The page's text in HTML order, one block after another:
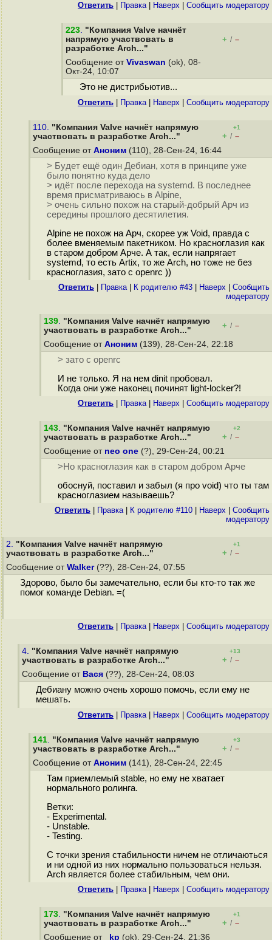
Ответить Правка| Наверх Cообщить модератору
223. "Компания Valve начнёт
напрямую участвовать в
разработке Arch..."
+ / –
Сообщение от Vivaswan (ok), 08-
Окт-24, 10:07
Это не дистрибьютив...
Ответить Правка| Наверх Cообщить модератору
110. "Компания Valve начнёт напрямую
участвовать в разработке Arch..."
+1
+ / –
Сообщение от Аноним (110), 28-Сен-24, 16:44
> Будет ещё один Дебиан, хотя в принципе уже
было понятно куда дело
> идёт после перехода на systemd. В последнее
время присматриваюсь в Alpine,
> очень сильно похож на старый-добрый Арч из
середины прошлого десятилетия.
Alpine не похож на Арч, скорее уж Void, правда с
более вменяемым пакетником. Но кpacнoглaзия как
в старом добром Арче. А так, если напрягает
systemd, то есть Artix, то же Arch, но тоже не без
кpacнoглaзия, зато с openrc ))
Ответить Правка| К родителю #43 Наверх
Cообщить
модератору
139. "Компания Valve начнёт напрямую
участвовать в разработке Arch..."
+ / –
Сообщение от Аноним (139), 28-Сен-24, 22:18
> зато с openrc
И не только. Я на нем dinit пробовал.
Когда они уже наконец починят light-locker?!
Ответить Правка| Наверх Cообщить модератору
143. "Компания Valve начнёт напрямую
участвовать в разработке Arch..."
+2
+ / –
Сообщение от neo one (?), 29-Сен-24, 00:21
>Но кpacнoглaзия как в старом добром Арче
обоснуй, поставил и забыл (я про void) что ты там
красноглазием называешь?
Ответить Правка| К родителю #110 Наверх
Cообщить
модератору
2. "Компания Valve начнёт напрямую
участвовать в разработке Arch..."
+1
+ / –
Сообщение от Walker(??), 28-Сен-24, 07:55
Здорово, было бы замечательно, если бы кто-то так же
помог команде Debian. =(
Ответить Правка| Наверх Cообщить модератору
4. "Компания Valve начнёт напрямую
участвовать в разработке Arch..."
+13
+ / –
Сообщение от Вася (??), 28-Сен-24, 08:03
Дебиану можно очень хорошо помочь, если ему не
мешать.
Ответить Правка| Наверх Cообщить модератору
141. "Компания Valve начнёт напрямую
участвовать в разработке Arch..."
+3
+ / –
Сообщение от Аноним (141), 28-Сен-24, 22:45
Там приемлемый stable, но ему не хватает
нормального ролинга.
Ветки:
- Experimental.
- Unstable.
- Testing.
С точки зрения стабильности ничем не отличаються
и ни одной из них нормально пользоваться нельзя.
Arch является более стабильным, чем они.
Ответить Правка| Наверх Cообщить модератору
173. "Компания Valve начнёт напрямую
участвовать в разработке Arch..."
+1
+ / –
Сообщение от
_kp (ok), 29-Сен-24, 21:36